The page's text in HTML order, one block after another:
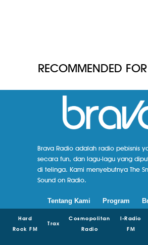
RECOMMENDED
Brava Radio adalah radio pebisnis
secara fun, dan lagu-lagu yang
di telinga. Kami menyebutnya The
Sound on Radio.
Tentang Kami Program
Hard
Rock FM
Trax
Cosmopolitan
Radio
I-Radio
FM